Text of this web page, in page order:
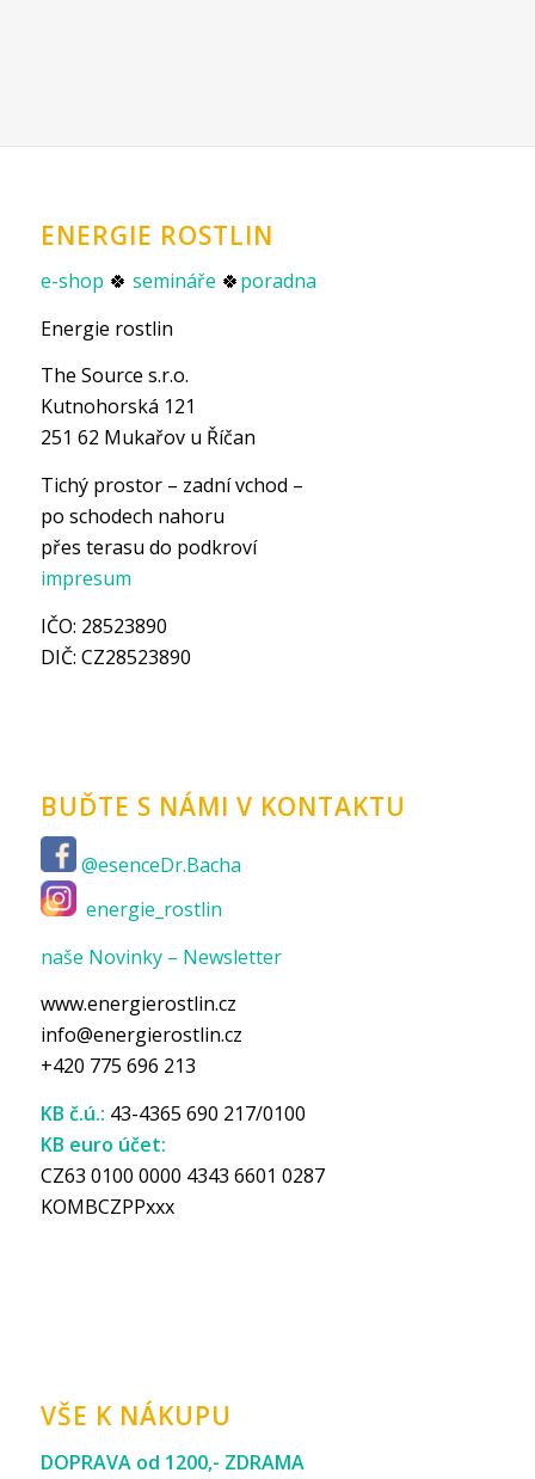
ENERGIE ROSTLIN
e-shop 🍀 semináře 🍀poradna
Energie rostlin
The Source s.r.o.
Kutnohorská 121
251 62 Mukařov u Říčan
Tichý prostor – zadní vchod –
po schodech nahoru
přes terasu do podkroví
impresum
IČO: 28523890
DIČ: CZ28523890
BUĎTE S NÁMI V KONTAKTU
@esenceDr.Bacha
energie_rostlin
naše Novinky – Newsletter
www.energierostlin.cz
info@energierostlin.cz
+420 775 696 213
KB č.ú.: 43-4365 690 217/0100
KB euro účet:
CZ63 0100 0000 4343 6601 0287
KOMBCZPPxxx
VŠE K NÁKUPU
DOPRAVA od 1200,- ZDRAMA